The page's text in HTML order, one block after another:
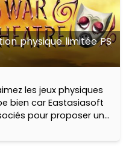
physique limitée PS
les jeux physiques
bien car Eastasiasoft
pour proposer un
cartouche dans un